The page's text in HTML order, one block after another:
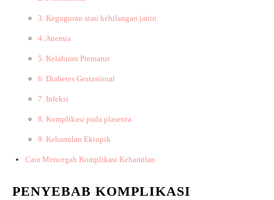
3. Keguguran atau kehilangan janin
4. Anemia
5. Kelahiran Prematur
6. Diabetes Gestasional
7. Infeksi
8. Komplikasi pada plasenta
9. Kehamilan Ektopik
Cara Mencegah Komplikasi Kehamilan
PENYEBAB KOMPLIKASI